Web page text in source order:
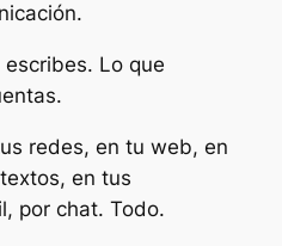
Lo que
redes, en tu web, en
en tus
por chat. Todo.